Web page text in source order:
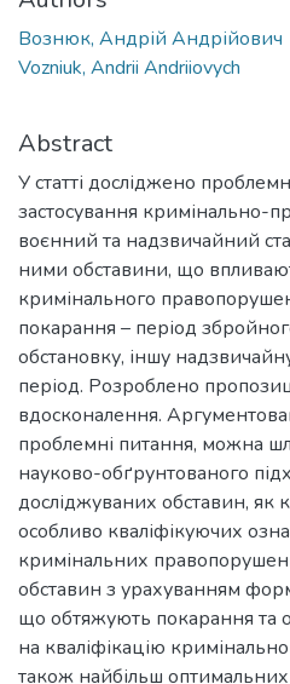
Вознюк, Андрій Андрійович
Vozniuk, Andrii Andriiovych
Abstract
У статті досліджено
застосування кримінально-
воєнний та надзвичайний
ними обставини, що
кримінального
покарання – період
обстановку, іншу
період. Розроблено
вдосконалення.
проблемні питання, можна
науково-обґрунтованого
досліджуваних обставин, як
особливо кваліфікуючих
кримінальних
обставин з урахуванням
що обтяжують покарання та
на кваліфікацію
також найбільш